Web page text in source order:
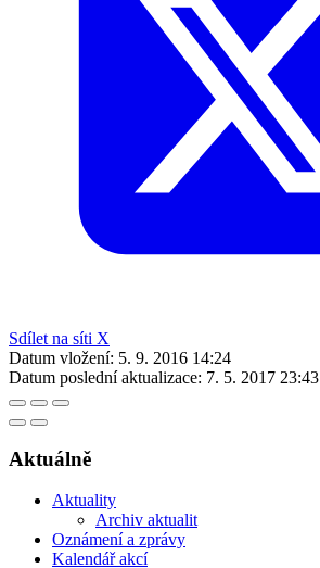
Sdílet na síti X
Datum vložení: 5. 9. 2016 14:24
Datum poslední aktualizace: 7. 5. 2017 23:43
Aktuálně
Aktuality
Archiv aktualit
Oznámení a zprávy
Kalendář akcí